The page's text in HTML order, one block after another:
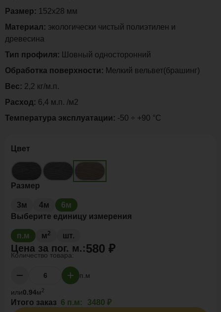
Цвет
Размер
3м 4м
6м
Выберите единицу измерения
п.м м2 шт.
Цена за пог. м.:580 ₽
Количество товара:
п.м
или0.94м2
Итого заказ 6 п.м: 3480 ₽
Размер: 152х28 мм
Материал: экологически чистый полиэтилен и
древесина
Тип профиля: Шовный односторонний
Обработка поверхности: Мелкий вельвет(брашинг)
Вес: 2,2 кг/м.п.
Расход: 6,4 м.п. /м2
Температура эксплуатации: -50 ÷ +90 °C